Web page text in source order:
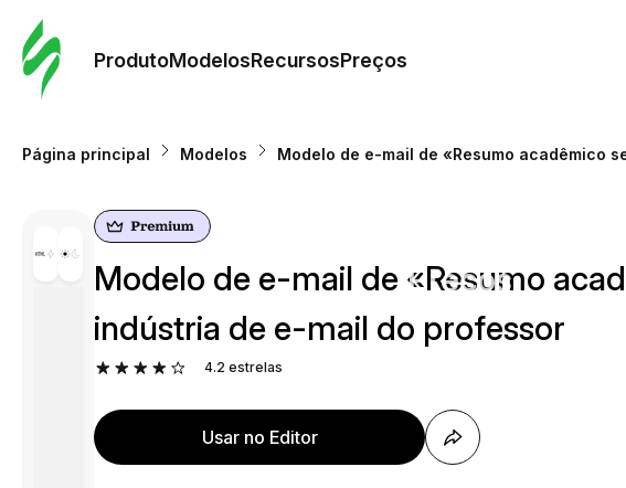
ProdutoModelosRecursosPreços
Preços
Página principal Modelos Modelo de e-mail de «Resumo acadêmico
Modelo de e-mail de «Resumo
indústria de e-mail do professor
4.2 estrelas
Usar no Editor